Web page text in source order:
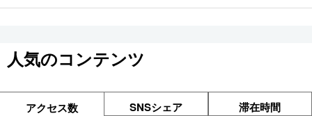
人気のコンテンツ
アクセス数 SNSシェア 滞在時間